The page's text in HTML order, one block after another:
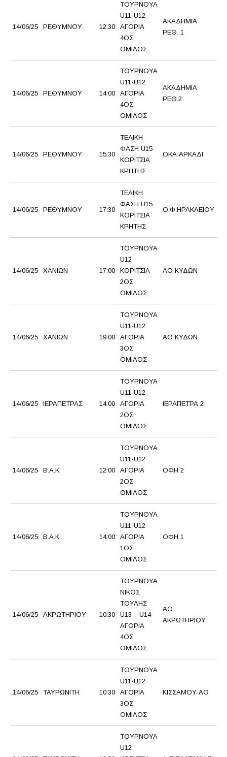
14/06/25 ΡΕΘΥΜΝΟΥ 12:30
ΤΟΥΡΝΟΥΑ
U11-U12
ΑΓΟΡΙΑ
4ΟΣ
ΟΜΙΛΟΣ
ΑΚΑΔΗΜΙΑ
ΡΕΘ. 1
14/06/25 ΡΕΘΥΜΝΟΥ 14:00
ΤΟΥΡΝΟΥΑ
U11-U12
ΑΓΟΡΙΑ
4ΟΣ
ΟΜΙΛΟΣ
ΑΚΑΔΗΜΙΑ
ΡΕΘ.2
14/06/25 ΡΕΘΥΜΝΟΥ 15:30
ΤΕΛΙΚΗ
ΦΑΣΗ U15
ΚΟΡΙΤΣΙΑ
ΚΡΗΤΗΣ
ΟΚΑ ΑΡΚΑΔΙ
14/06/25 ΡΕΘΥΜΝΟΥ 17:30
ΤΕΛΙΚΗ
ΦΑΣΗ U15
ΚΟΡΙΤΣΙΑ
ΚΡΗΤΗΣ
Ο.Φ.ΗΡΑΚΛΕΙΟΥ
14/06/25 ΧΑΝΙΩΝ 17:00
ΤΟΥΡΝΟΥΑ
U12
ΚΟΡΙΤΣΙΑ
2ΟΣ
ΟΜΙΛΟΣ
ΑΟ ΚΥΔΩΝ
14/06/25 ΧΑΝΙΩΝ 19:00
ΤΟΥΡΝΟΥΑ
U11-U12
ΑΓΟΡΙΑ
3ΟΣ
ΟΜΙΛΟΣ
ΑΟ ΚΥΔΩΝ
14/06/25 ΙΕΡΑΠΕΤΡΑΣ 14:00
ΤΟΥΡΝΟΥΑ
U11-U12
ΑΓΟΡΙΑ
2ΟΣ
ΟΜΙΛΟΣ
ΙΕΡΑΠΕΤΡΑ 2
14/06/25 Β.Α.Κ. 12:00
ΤΟΥΡΝΟΥΑ
U11-U12
ΑΓΟΡΙΑ
2ΟΣ
ΟΜΙΛΟΣ
ΟΦΗ 2
14/06/25 Β.Α.Κ. 14:00
ΤΟΥΡΝΟΥΑ
U11-U12
ΑΓΟΡΙΑ
1ΟΣ
ΟΜΙΛΟΣ
ΟΦΗ 1
14/06/25 ΑΚΡΩΤΗΡΙΟΥ 10:30
ΤΟΥΡΝΟΥΑ
ΝΙΚΟΣ
ΤΟΥΛΗΣ
U13 – U14
ΑΓΟΡΙΑ
4ΟΣ
ΟΜΙΛΟΣ
ΑΟ
ΑΚΡΩΤΗΡΙΟΥ
14/06/25 ΤΑΥΡΩΝΙΤΗ 10:30
ΤΟΥΡΝΟΥΑ
U11-U12
ΑΓΟΡΙΑ
3ΟΣ
ΟΜΙΛΟΣ
ΚΙΣΣΑΜΟΥ ΑΟ
ΤΟΥΡΝΟΥΑ
U12